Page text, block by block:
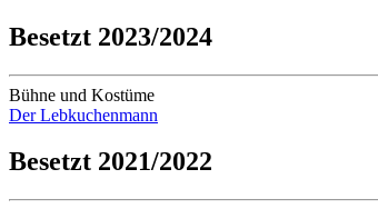
Besetzt 2023/2024
Bühne und Kostüme
Der Lebkuchenmann
Besetzt 2021/2022